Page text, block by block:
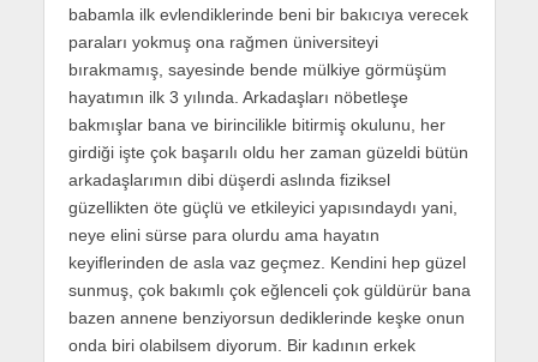
babamla ilk evlendiklerinde beni bir bakıcıya verecek
paraları yokmuş ona rağmen üniversiteyi
bırakmamış, sayesinde bende mülkiye görmüşüm
hayatımın ilk 3 yılında. Arkadaşları nöbetleşe
bakmışlar bana ve birincilikle bitirmiş okulunu, her
girdiği işte çok başarılı oldu her zaman güzeldi bütün
arkadaşlarımın dibi düşerdi aslında fiziksel
güzellikten öte güçlü ve etkileyici yapısındaydı yani,
neye elini sürse para olurdu ama hayatın
keyiflerinden de asla vaz geçmez. Kendini hep güzel
sunmuş, çok bakımlı çok eğlenceli çok güldürür bana
bazen annene benziyorsun dediklerinde keşke onun
onda biri olabilsem diyorum. Bir kadının erkek